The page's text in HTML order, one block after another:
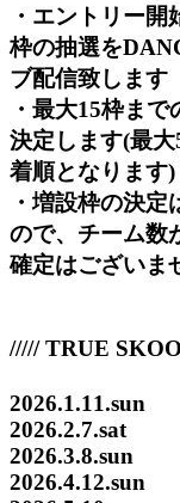
・エントリー
枠の抽選を
ブ配信致します
・最大15枠ま
決定します(最
着順となります)
・増設枠の決
ので、チーム数
確定はございま
///// TRUE
2026.1.11.sun
2026.2.7.sat
2026.3.8.sun
2026.4.12.sun